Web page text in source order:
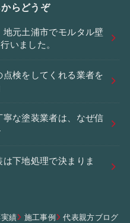
らどうぞ
地元土浦市でモルタル壁
いました。
点検をしてくれる業者を
寧な塗装業者は、なぜ信
は下地処理で決まりま
績 施工事例 代表親方ブログ